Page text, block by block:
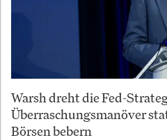
Warsh dreht die Fed-
Überraschungsmanöver
Börsen bebern